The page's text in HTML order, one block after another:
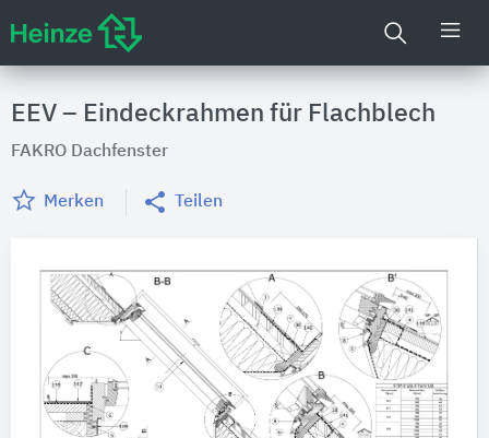
EEV – Eindeckrahmen für Flachblech
FAKRO Dachfenster
Merken Teilen